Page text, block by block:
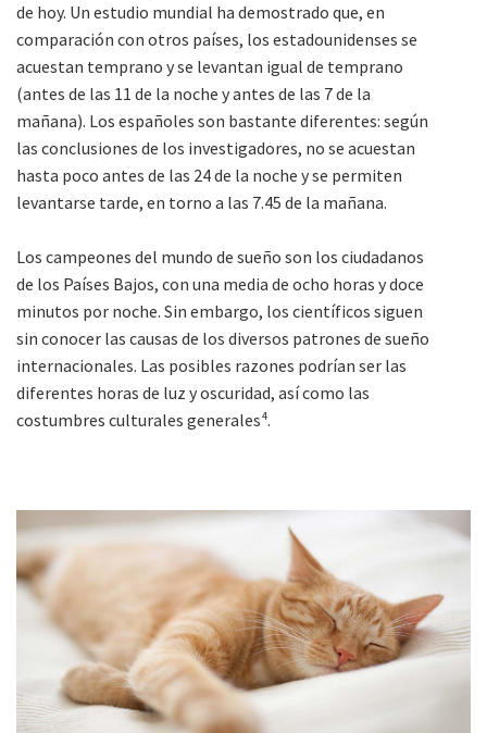
de hoy. Un estudio mundial ha demostrado que, en
comparación con otros países, los estadounidenses se
acuestan temprano y se levantan igual de temprano
(antes de las 11 de la noche y antes de las 7 de la
mañana). Los españoles son bastante diferentes: según
las conclusiones de los investigadores, no se acuestan
hasta poco antes de las 24 de la noche y se permiten
levantarse tarde, en torno a las 7.45 de la mañana.
Los campeones del mundo de sueño son los ciudadanos
de los Países Bajos, con una media de ocho horas y doce
minutos por noche. Sin embargo, los científicos siguen
sin conocer las causas de los diversos patrones de sueño
internacionales. Las posibles razones podrían ser las
diferentes horas de luz y oscuridad, así como las
costumbres culturales generales⁴.